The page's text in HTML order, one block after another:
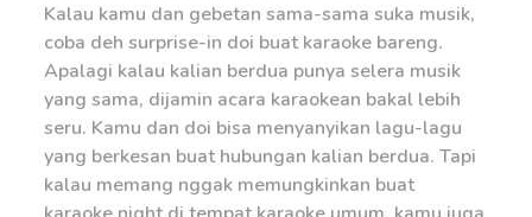
Kalau kamu dan gebetan sama-sama suka musik,
coba deh surprise-in doi buat karaoke bareng.
Apalagi kalau kalian berdua punya selera musik
yang sama, dijamin acara karaokean bakal lebih
seru. Kamu dan doi bisa menyanyikan lagu-lagu
yang berkesan buat hubungan kalian berdua. Tapi
kalau memang nggak memungkinkan buat